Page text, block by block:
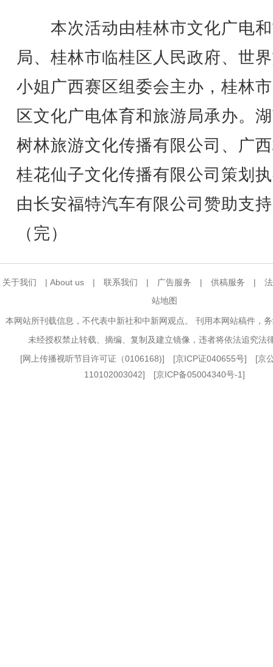
本次活动由桂林市文化广电
局、桂林市临桂区人民政府、世
小姐广西赛区组委会主办，桂林
区文化广电体育和旅游局承办。
树林旅游文化传播有限公司、广
桂花仙子文化传播有限公司策划
由长安福特汽车有限公司赞助支
（完）
关于我们 | About us | 联系我们 | 广告服务 | 供稿服务 |
站地图
本网站所刊载信息，不代表中新社和中新网观点。 刊用本网站稿件，
未经授权禁止转载、摘编、复制及建立镜像，违者将依法追究法
[网上传播视听节目许可证（0106168)] [京ICP证040655号] [京
110102003042] [京ICP备05004340号-1]